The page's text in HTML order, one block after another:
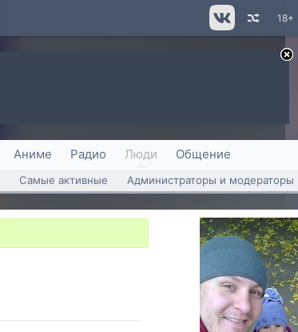
18+
Аниме Радио Люди Общение
Самые активные Администраторы и модераторы